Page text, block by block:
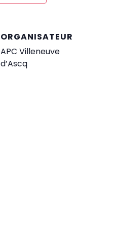
ORGANISATEUR
APC Villeneuve
d’Ascq